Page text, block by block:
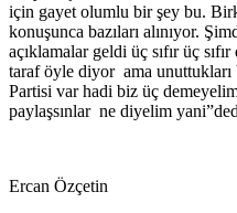
için gayet olumlu bir şey bu.
konuşunca bazıları alınıyor.
açıklamalar geldi üç sıfır üç
taraf öyle diyor ama
Partisi var hadi biz üç
paylaşsınlar ne diyelim
Ercan Özçetin